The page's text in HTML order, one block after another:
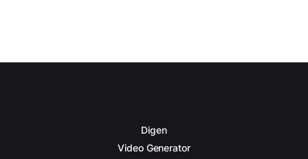
Digen
Video Generator